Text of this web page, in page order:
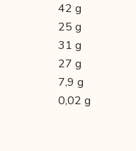
42 g
25 g
31 g
27 g
7,9 g
0,02 g